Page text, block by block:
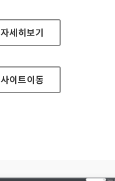
사회보장위원회 영문 홈페이지
자세히보기
사이트이동